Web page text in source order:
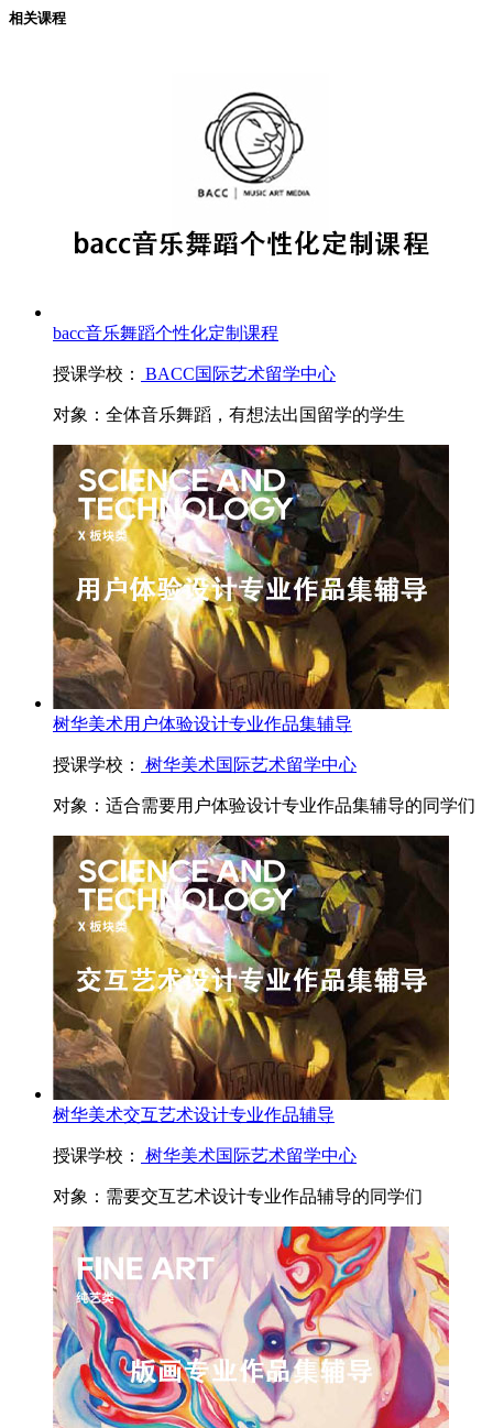
相关课程
bacc音乐舞蹈个性化定制课程
授课学校： BACC国际艺术留学中心
对象： 全体音乐舞蹈，有想法出国留学的学生
树华美术用户体验设计专业作品集辅导
授课学校： 树华美术国际艺术留学中心
对象： 适合需要用户体验设计专业作品集辅导的同学们
树华美术交互艺术设计专业作品辅导
授课学校： 树华美术国际艺术留学中心
对象： 需要交互艺术设计专业作品辅导的同学们